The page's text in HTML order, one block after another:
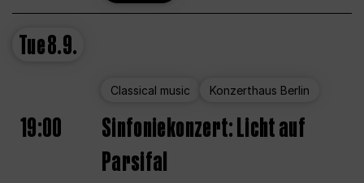
Tue8.9.
Classical music Konzerthaus Berlin
19:00
Sinfoniekonzert: Licht auf
Parsifal